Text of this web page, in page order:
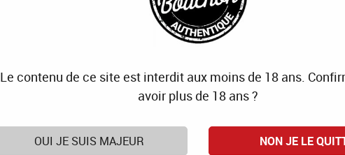
Qui sommes-nous
Produits de la marque Michel et
Aucune correspondance trouvée
Le contenu de ce site est interdit aux moins de 18 ans.
avoir plus de 18 ans ?
OUI JE SUIS MAJEUR NON JE LE